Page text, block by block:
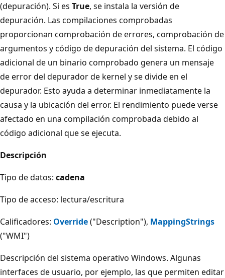
(depuración). Si es True, se instala la versión de
depuración. Las compilaciones comprobadas
proporcionan comprobación de errores, comprobación de
argumentos y código de depuración del sistema. El código
adicional de un binario comprobado genera un mensaje
de error del depurador de kernel y se divide en el
depurador. Esto ayuda a determinar inmediatamente la
causa y la ubicación del error. El rendimiento puede verse
afectado en una compilación comprobada debido al
código adicional que se ejecuta.
Descripción
Tipo de datos: cadena
Tipo de acceso: lectura/escritura
Calificadores: Override("Description"), MappingStrings
("WMI")
Descripción del sistema operativo Windows. Algunas
interfaces de usuario, por ejemplo, las que permiten editar